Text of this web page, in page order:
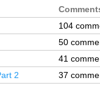
104
50
41
2
37